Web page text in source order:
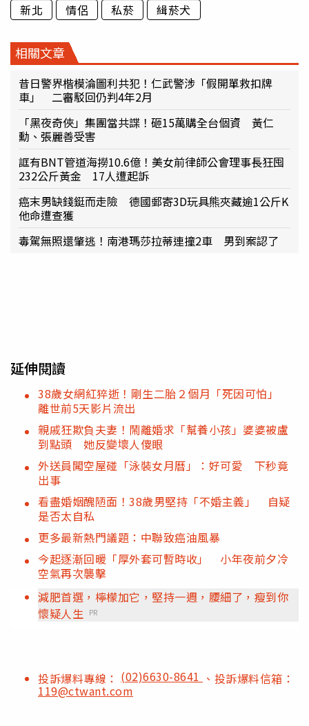
新北 情侶 私菸 緝菸犬
相關文章
昔日警界楷模淪圖利共犯！仁武警涉「假開單救扣牌
車」 二審駁回仍判4年2月
「黑夜奇俠」集團當共諜！砸15萬購全台個資 黃仁
勳、張麗善受害
誆有BNT管道海撈10.6億！美女前律師公會理事長狂囤
232公斤黃金 17人遭起訴
癌末男缺錢鋌而走險 德國郵寄3D玩具熊夾藏逾1公斤K
他命遭查獲
毒駕無照還肇逃！南港瑪莎拉蒂連撞2車 男到案認了
延伸閱讀
38歲女網紅猝逝！剛生二胎２個月「死因可怕」
離世前5天影片流出
親戚狂欺負夫妻！鬧離婚求「幫養小孩」婆婆被盧
到點頭 她反變壞人傻眼
外送員闖空屋碰「泳裝女月曆」：好可愛 下秒竟
出事
看盡婚姻醜陋面！38歲男堅持「不婚主義」 自疑
是否太自私
更多最新熱門議題：中聯致癌油風暴
今起逐漸回暖「厚外套可暫時收」 小年夜前夕冷
空氣再次襲擊
減肥首選，檸檬加它，堅持一週，腰細了，瘦到你
懷疑人生
PR
投訴爆料專線： (02)6630-8641 、投訴爆料信箱：
119@ctwant.com